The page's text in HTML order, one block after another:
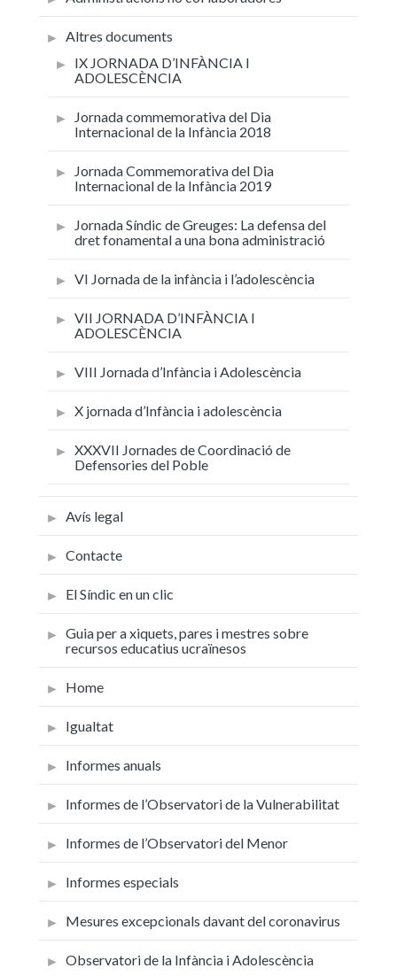
Altres documents
IX JORNADA D’INFÀNCIA I
ADOLESCÈNCIA
Jornada commemorativa del Dia
Internacional de la Infància 2018
Jornada Commemorativa del Dia
Internacional de la Infància 2019
Jornada Síndic de Greuges: La defensa del
dret fonamental a una bona administració
VI Jornada de la infància i l’adolescència
VII JORNADA D’INFÀNCIA I
ADOLESCÈNCIA
VIII Jornada d’Infància i Adolescència
X jornada d’Infància i adolescència
XXXVII Jornades de Coordinació de
Defensories del Poble
Avís legal
Contacte
El Síndic en un clic
Guia per a xiquets, pares i mestres sobre
recursos educatius ucraïnesos
Home
Igualtat
Informes anuals
Informes de l’Observatori de la Vulnerabilitat
Informes de l’Observatori del Menor
Informes especials
Mesures excepcionals davant del coronavirus
Observatori de la Infància i Adolescència